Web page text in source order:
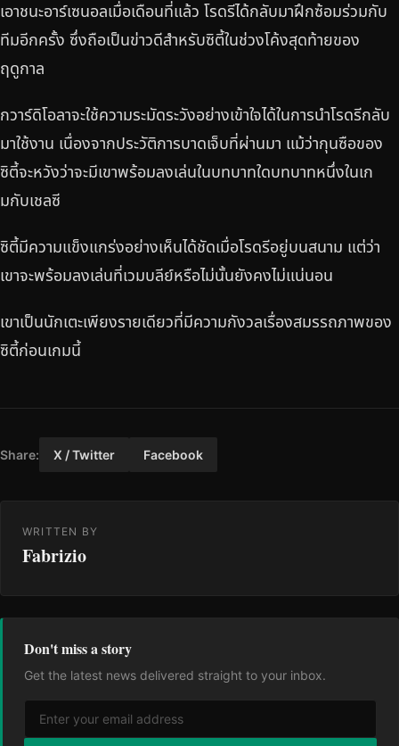
เอาชนะอาร์เซนอลเมื่อเดือนที่แล้ว โรดรีได้กลับมาฝึกซ้อมร่วมกับ
ทีมอีกครั้ง ซึ่งถือเป็นข่าวดีสำหรับซิตี้ในช่วงโค้งสุดท้ายของ
ฤดูกาล
กวาร์ดิโอลาจะใช้ความระมัดระวังอย่างเข้าใจได้ในการนำโรดรีกลับ
มาใช้งาน เนื่องจากประวัติการบาดเจ็บที่ผ่านมา แม้ว่ากุนซือของ
ซิตี้จะหวังว่าจะมีเขาพร้อมลงเล่นในบทบาทใดบทบาทหนึ่งในเก
มกับเชลซี
ซิตี้มีความแข็งแกร่งอย่างเห็นได้ชัดเมื่อโรดรีอยู่บนสนาม แต่ว่า
เขาจะพร้อมลงเล่นที่เวมบลีย์หรือไม่นั้นยังคงไม่แน่นอน
เขาเป็นนักเตะเพียงรายเดียวที่มีความกังวลเรื่องสมรรถภาพของ
ซิตี้ก่อนเกมนี้
Share: X / Twitter Facebook
WRITTEN BY
Fabrizio
Don't miss a story
Get the latest news delivered straight to your inbox.